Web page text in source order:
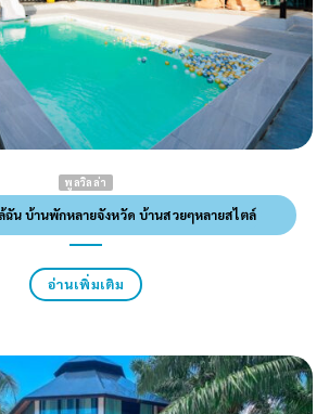
พูลวิลล่า
ฉัน บ้านพักหลายจังหวัด บ้านสวยๆหลายสไตล์
อ่านเพิ่มเติม